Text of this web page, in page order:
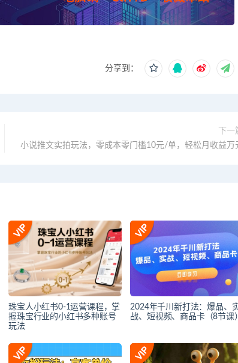
分享到：
下一
小说推文实拍玩法，零成本零门槛10元/单，轻松月收益万
珠宝人小红书0-1运营课程，掌
握珠宝行业的小红书多种账号
玩法
2024年千川新打法：爆品、
战、短视频、商品卡（8节课